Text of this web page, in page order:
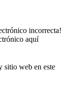
incorrecta!
aquí
sitio web en este